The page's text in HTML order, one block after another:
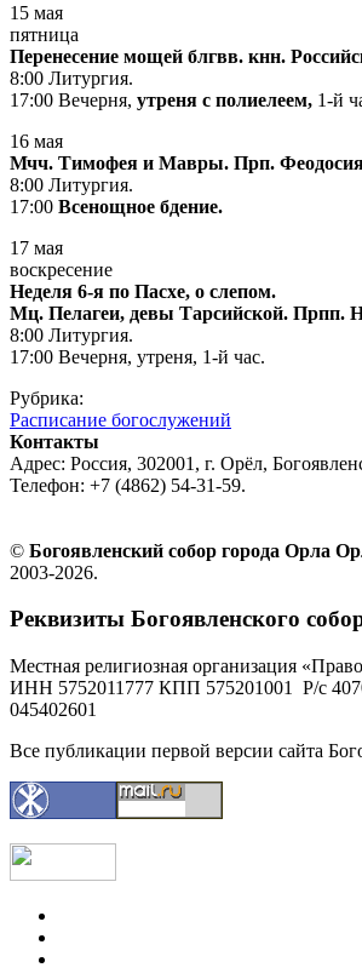
15 мая
пятница
Перенесение мощей блгвв. кнн.
8:00 Литургия.
17:00 Вечерня, утреня с полиелеем, 1-й
16 мая
Мчч. Тимофея и Мавры. Прп.
8:00 Литургия.
17:00 Всенощное бдение.
17 мая
воскресение
Неделя 6-я по Пасхе, о слепом.
Мц. Пелагеи, девы Тарсийской. Прпп.
8:00 Литургия.
17:00 Вечерня, утреня, 1-й час.
Рубрика:
Расписание богослужений
Контакты
Адрес: Россия, 302001, г. Орёл,
Телефон: +7 (4862) 54-31-59.
© Богоявленский собор города Орла
2003-2026.
Реквизиты Богоявленского
Местная религиозная организация
ИНН 5752011777 КПП 575201001 Р/с
045402601
Все публикации первой версии сайта